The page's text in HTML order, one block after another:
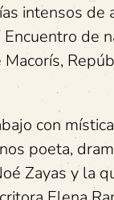
intensos de
de
Macorís,
con
poeta,
Zayas y la